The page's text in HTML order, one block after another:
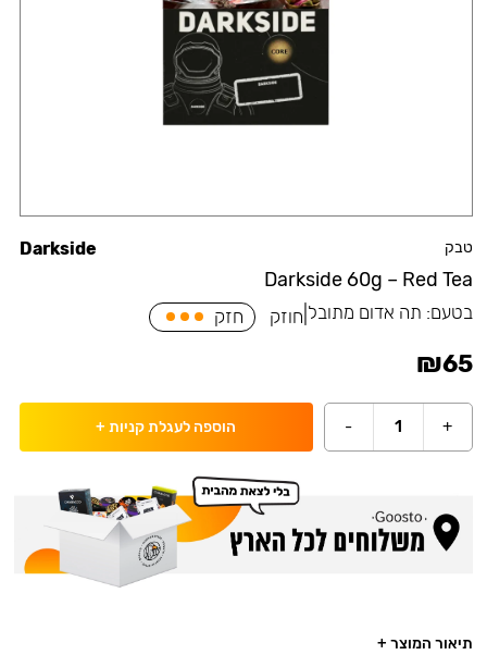
טבק
Darkside 60g – Red Tea
Darkside
בטעם: תה אדום מתובל חוזק חזק
₪65
+
1
- הוספה לעגלת קניות +
תיאור המוצר +